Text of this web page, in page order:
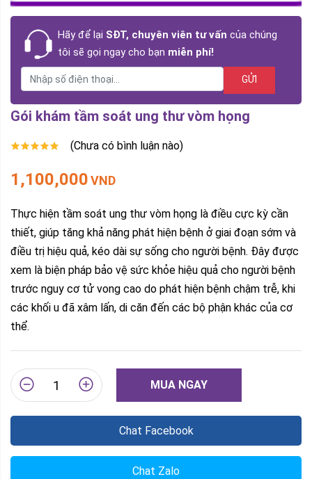
Hãy để lại SĐT, chuyên viên tư vấn của chúng
tôi sẽ gọi ngay cho bạn miễn phí!
GỬI
Gói khám tầm soát ung thư vòm họng
(Chưa có bình luận nào)
1,100,000VND
Thực hiện tầm soát ung thư vòm họng là điều cực kỳ cần
thiết, giúp tăng khả năng phát hiện bệnh ở giai đoạn sớm và
điều trị hiệu quả, kéo dài sự sống cho người bệnh. Đây được
xem là biện pháp bảo vệ sức khỏe hiệu quả cho người bệnh
trước nguy cơ tử vong cao do phát hiện bệnh chậm trễ, khi
các khối u đã xâm lấn, di căn đến các bộ phận khác của cơ
thể.
MUA NGAY
Chat Facebook
Chat Zalo